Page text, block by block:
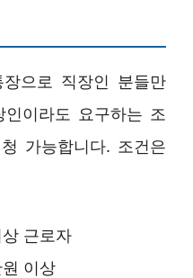
으로 직장인 분들만
이라도 요구하는 조
가능합니다. 조건은
근로자
이상